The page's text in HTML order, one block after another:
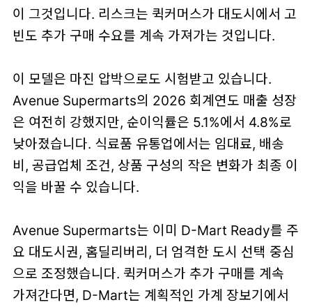
이 그것입니다. 리스크는 퀵커머스가 대도시에서 고
빈도 추가 구매 수요를 계속 가져가는 것입니다.
이 모델은 마진 압박으로도 시험받고 있습니다.
Avenue Supermarts의 2026 회계연도 매출 성장
은 여전히 강했지만, 순이익률은 5.1%에서 4.8%로
낮아졌습니다. 식료품 유통업에서는 임대료, 배송
비, 공급업체 조건, 상품 구성의 작은 변화가 최종 이
익을 바꿀 수 있습니다.
Avenue Supermarts는 이미 D-Mart Ready를 주
요 대도시권, 홈딜리버리, 더 엄격한 도시 선택 중심
으로 조정했습니다. 퀵커머스가 추가 구매를 계속
가져간다면, D-Mart는 계획적인 가계 장보기에서